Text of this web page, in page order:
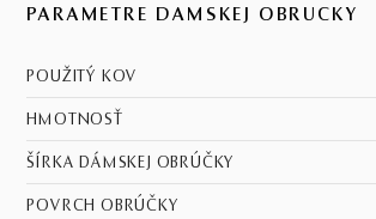
PARAMETRE DÁMSKEJ OBRÚČKY
POUŽITÝ KOV
HMOTNOSŤ
ŠÍRKA DÁMSKEJ OBRÚČKY
POVRCH OBRÚČKY